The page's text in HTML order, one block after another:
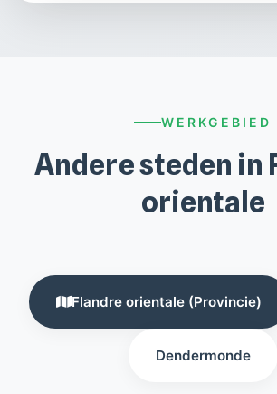
WERKGEBIED
Andere steden in
orientale
Flandre orientale (Provincie)
Dendermonde